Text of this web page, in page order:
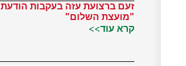
זעם ברצועת עזה בעקבות הודעת
"מועצת השלום"
קרא עוד>>